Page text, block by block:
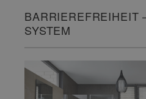
BARRIEREFREIHEIT
SYSTEM